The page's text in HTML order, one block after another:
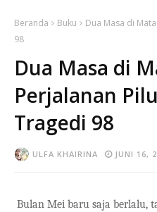
Beranda Buku
Dua Masa di
98
Dua Masa di
Perjalanan
Tragedi 98
ULFA KHAIRINA JUNI 16,
Bulan Mei baru saja berlalu,